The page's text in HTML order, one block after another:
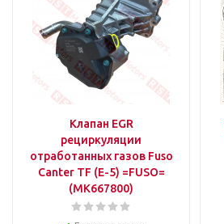
Клапан EGR
рециркуляции
отработанных газов Fuso
Canter TF (E-5) =FUSO=
(MK667800)